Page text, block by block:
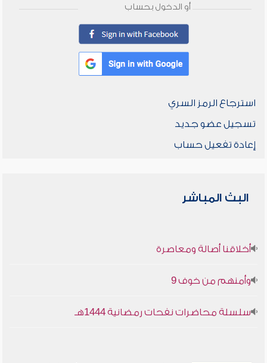
أو الدخول بحساب
استرجاع الرمز السري
تسجيل عضو جديد
إعادة تفعيل حساب
البث المباشر
أخلاقنا أصالة ومعاصرة
وأمنهم من خوف 9
سلسلة محاضرات نفحات رمضانية 1444هـ